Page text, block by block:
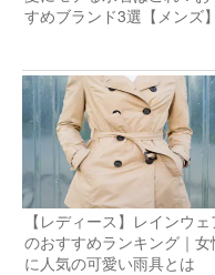
すめブランド3選【メンズ】
【レディース】レインウェ
のおすすめランキング｜女
に人気の可愛い雨具とは